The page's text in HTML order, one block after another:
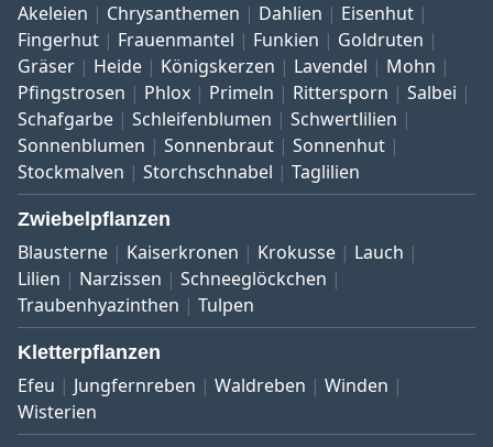
Akeleien Chrysanthemen Dahlien
Eisenhut
Fingerhut
Frauenmantel Funkien
Goldruten
Gräser
Heide Königskerzen Lavendel
Mohn
Pfingstrosen
Phlox Primeln Rittersporn
Salbei
Schafgarbe
Schleifenblumen
Schwertlilien
Sonnenblumen
Sonnenbraut
Sonnenhut
Stockmalven
Storchschnabel Taglilien
Zwiebelpflanzen
Blausterne Kaiserkronen Krokusse
Lauch
Lilien
Narzissen
Schneeglöckchen
Traubenhyazinthen
Tulpen
Kletterpflanzen
Efeu Jungfernreben Waldreben
Winden
Wisterien